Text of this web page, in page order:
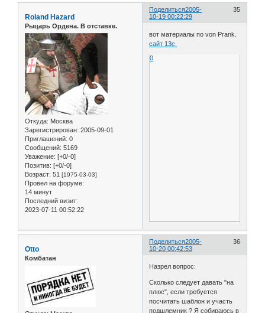
Поделиться 35
2005-
10-19 00:22:29
Roland Hazard
Рыцарь Ордена. В отставке.
Откуда: Москва
Зарегистрирован: 2005-09-01
Приглашений: 0
Сообщений: 5169
Уважение: [+0/-0]
Позитив: [+0/-0]
Возраст: 51 [1975-03-03]
Провел на форуме:
14 минут
Последний визит:
2023-07-11 00:52:22
вот материалы по von Prank.
сайт 13с.
0
Поделиться 36
2005-
10-20 00:42:53
Otto
Комбатан
Назрел вопрос:
Сколько следует давать "на
плюс", если требуется
посчитать шаблон и участь
подшлемник ? Я собираюсь в